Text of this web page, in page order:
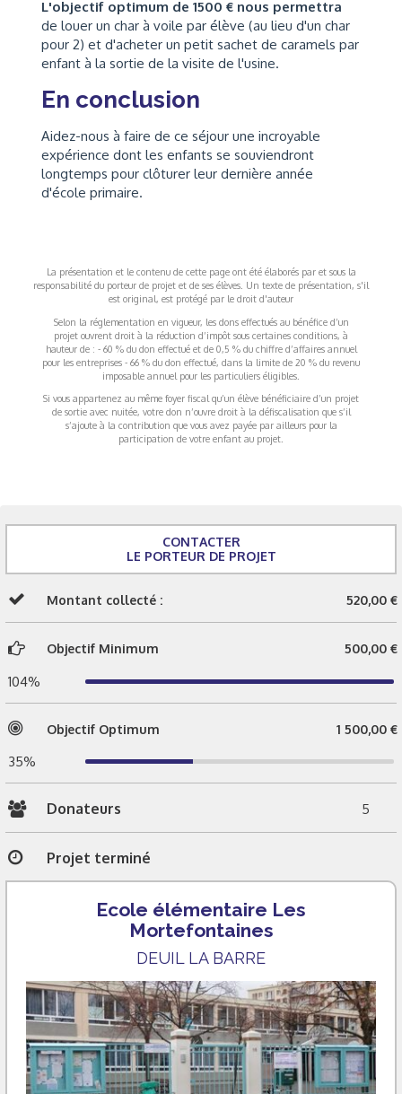
L'objectif optimum de 1500 € nous permettra
de louer un char à voile par élève (au lieu d'un char
pour 2) et d'acheter un petit sachet de caramels par
enfant à la sortie de la visite de l'usine.
En conclusion
Aidez-nous à faire de ce séjour une incroyable
expérience dont les enfants se souviendront
longtemps pour clôturer leur dernière année
d'école primaire.
La présentation et le contenu de cette page ont été élaborés par et sous la
responsabilité du porteur de projet et de ses élèves. Un texte de présentation, s'il
est original, est protégé par le droit d'auteur
Selon la réglementation en vigueur, les dons effectués au bénéfice d’un
projet ouvrent droit à la réduction d’impôt sous certaines conditions, à
hauteur de : - 60 % du don effectué et de 0,5 % du chiffre d’affaires annuel
pour les entreprises - 66 % du don effectué, dans la limite de 20 % du revenu
imposable annuel pour les particuliers éligibles.
Si vous appartenez au même foyer fiscal qu’un élève bénéficiaire d’un projet
de sortie avec nuitée, votre don n’ouvre droit à la défiscalisation que s’il
s’ajoute à la contribution que vous avez payée par ailleurs pour la
participation de votre enfant au projet.
CONTACTER
LE PORTEUR DE PROJET
Montant collecté : 520,00 €
Objectif Minimum 500,00 €
104%
Objectif Optimum 1 500,00 €
35%
Donateurs 5
Projet terminé
Ecole élémentaire Les
Mortefontaines
DEUIL LA BARRE